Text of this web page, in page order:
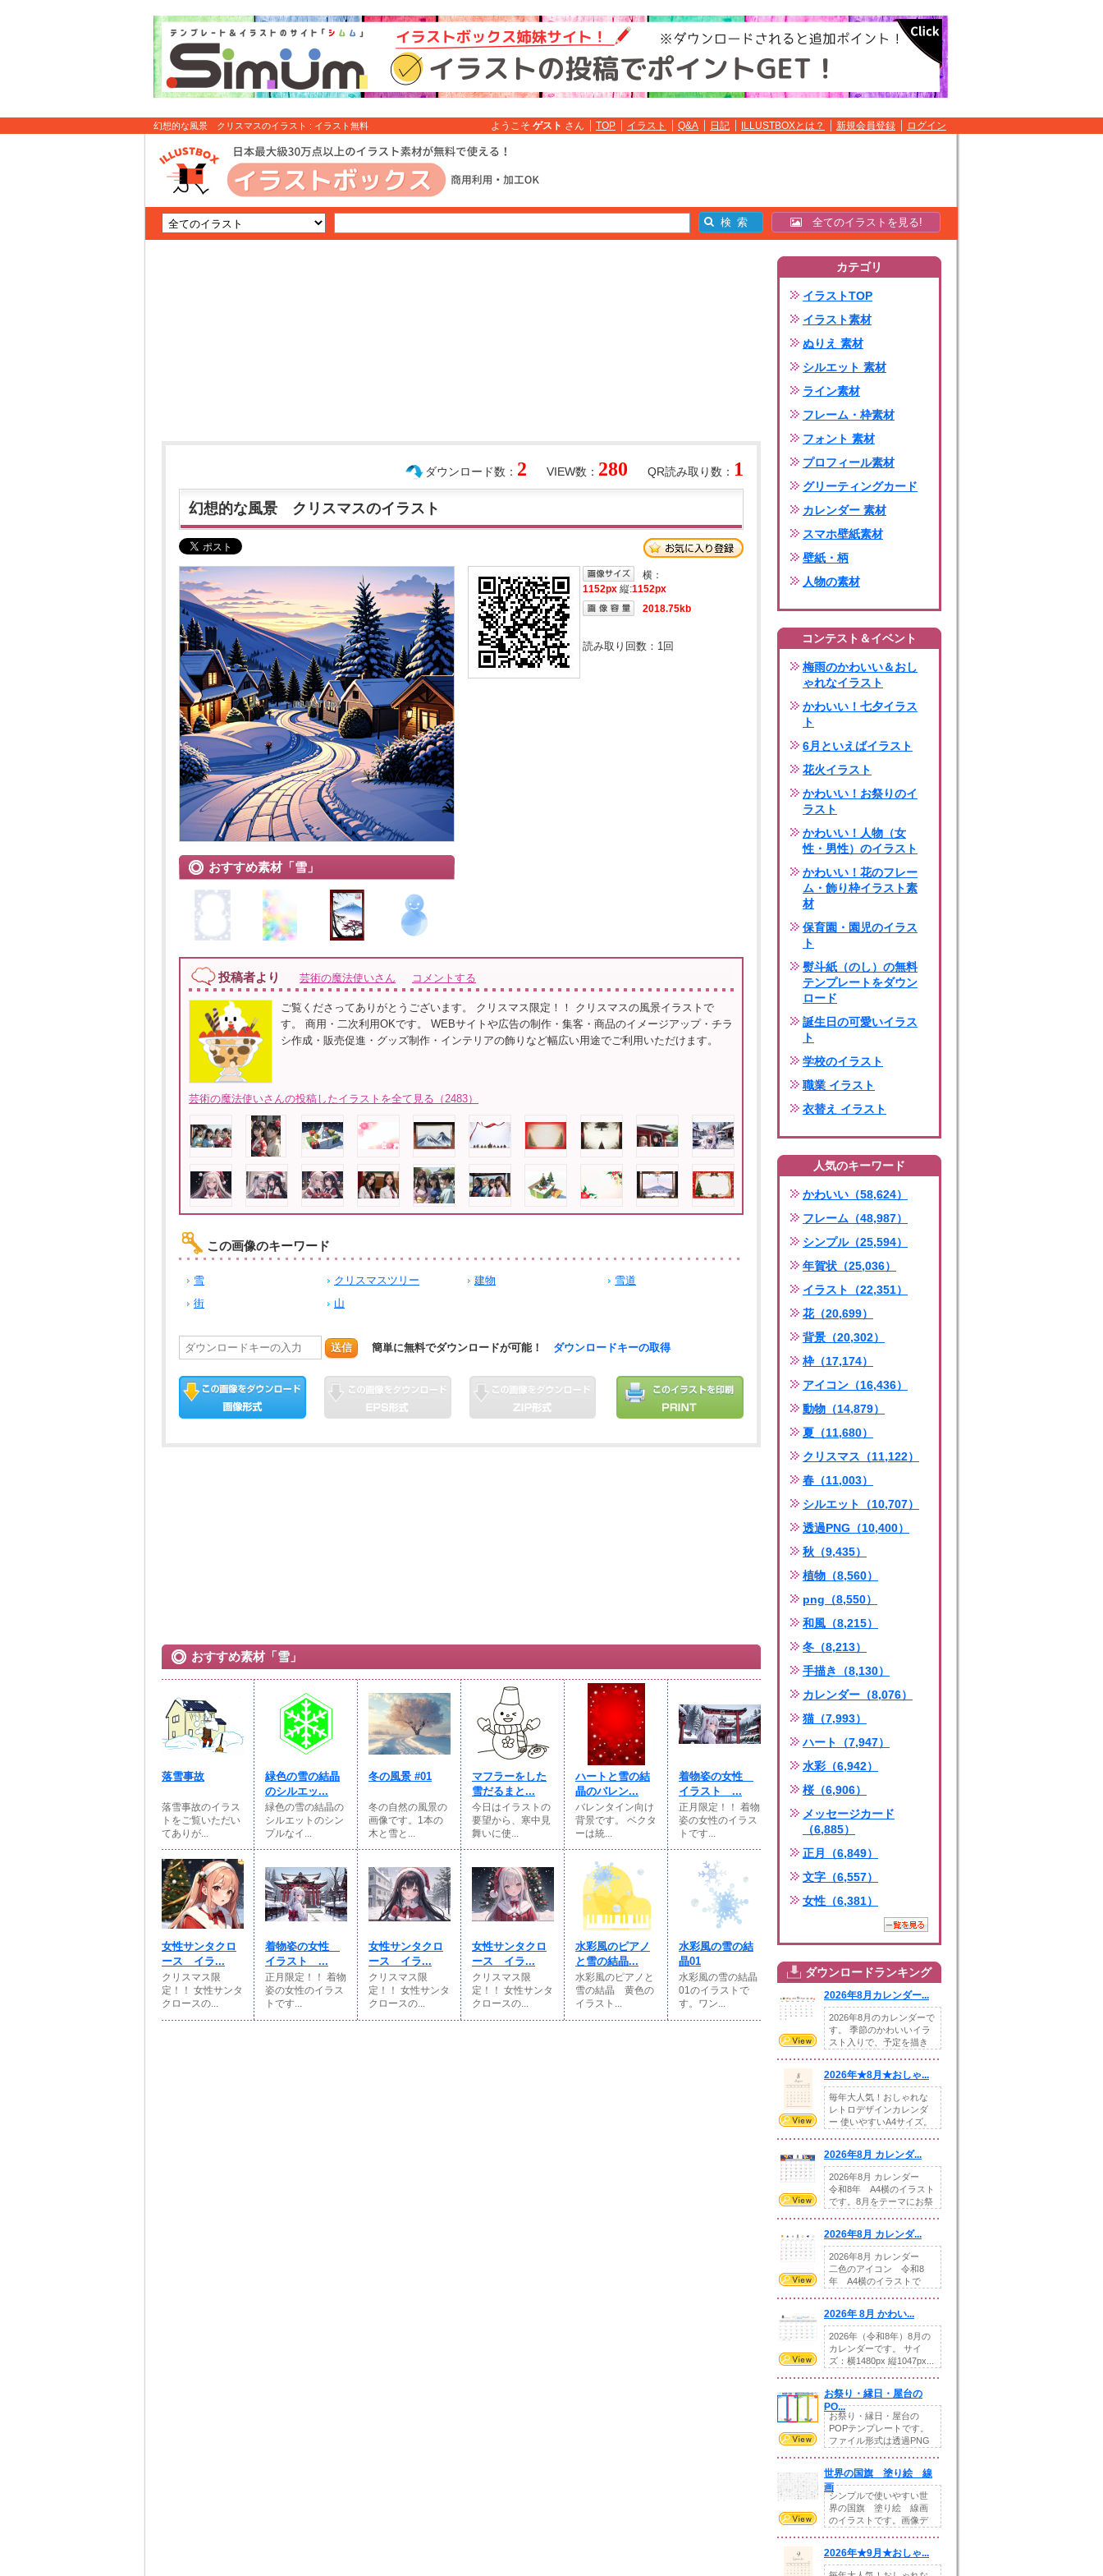
幻想的な風景 クリスマスのイラスト : イラスト無料 ようこそ ゲスト さん TOP イラスト Q&A 日記 ILLUSTBOXとは？ 新規会員登録 ログイン
全てのイラストを見る!
QR読み取り数： 1
VIEW数： 280
ダウンロード数： 2
幻想的な風景 クリスマスのイラスト
おすすめ素材「雪」
横：
1152px 縦:1152px
2018.75kb
読み取り回数： 1回
投稿者より 芸術の魔法使いさん コメントする
ご覧くださってありがとうございます。 クリスマス限定！！ クリスマスの風景イラストで
す。 商用・二次利用OKです。 WEBサイトや広告の制作・集客・商品のイメージアップ・チラ
シ作成・販売促進・グッズ制作・インテリアの飾りなど幅広い用途でご利用いただけます。
芸術の魔法使いさんの投稿したイラストを全て見る（2483）
この画像のキーワード
雪 クリスマスツリー 建物
雪道
街
山
送信 簡単に無料でダウンロードが可能！ ダウンロードキーの取得
おすすめ素材「雪」
落雪事故
落雪事故のイラス
トをご覧いただい
てありが...
緑色の雪の結晶
のシルエッ...
緑色の雪の結晶の
シルエットのシン
プルなイ...
冬の風景 #01
冬の自然の風景の
画像です。1本の
木と雪と...
マフラーをした
雪だるまと...
今日はイラストの
要望から、寒中見
舞いに使...
ハートと雪の結
晶のバレン...
バレンタイン向け
背景です。 ベクタ
ーは統...
着物姿の女性
イラスト ...
正月限定！！ 着物
姿の女性のイラス
トです...
女性サンタクロ
ース イラ...
クリスマス限
定！！ 女性サンタ
クロースの...
着物姿の女性
イラスト ...
正月限定！！ 着物
姿の女性のイラス
トです...
女性サンタクロ
ース イラ...
クリスマス限
定！！ 女性サンタ
クロースの...
女性サンタクロ
ース イラ...
クリスマス限
定！！ 女性サンタ
クロースの...
水彩風のピアノ
と雪の結晶...
水彩風のピアノと
雪の結晶 黄色の
イラスト...
水彩風の雪の結
晶01
水彩風の雪の結晶
01のイラストで
す。ワン...
カテゴリ
イラストTOP
イラスト素材
ぬりえ 素材
シルエット 素材
ライン素材
フレーム・枠素材
フォント 素材
プロフィール素材
グリーティングカード
カレンダー 素材
スマホ壁紙素材
壁紙・柄
人物の素材
コンテスト＆イベント
梅雨のかわいい＆おし
ゃれなイラスト
かわいい！七夕イラス
ト
6月といえばイラスト
花火イラスト
かわいい！お祭りのイ
ラスト
かわいい！人物（女
性・男性）のイラスト
かわいい！花のフレー
ム・飾り枠イラスト素
材
保育園・園児のイラス
ト
熨斗紙（のし）の無料
テンプレートをダウン
ロード
誕生日の可愛いイラス
ト
学校のイラスト
職業 イラスト
衣替え イラスト
人気のキーワード
かわいい（58,624）
フレーム（48,987）
シンプル（25,594）
年賀状（25,036）
イラスト（22,351）
花（20,699）
背景（20,302）
枠（17,174）
アイコン（16,436）
動物（14,879）
夏（11,680）
クリスマス（11,122）
春（11,003）
シルエット（10,707）
透過PNG（10,400）
秋（9,435）
植物（8,560）
png（8,550）
和風（8,215）
冬（8,213）
手描き（8,130）
カレンダー（8,076）
猫（7,993）
ハート（7,947）
水彩（6,942）
桜（6,906）
メッセージカード
（6,885）
正月（6,849）
文字（6,557）
女性（6,381）
ダウンロードランキング
2026年8月カレンダー...
2026年8月のカレンダーで
す。 季節のかわいいイラ
スト入りで、予定を描き
2026年★8月★おしゃ...
毎年大人気！おしゃれな
レトロデザインカレンダ
ー 使いやすいA4サイズ。
2026年8月 カレンダ...
2026年8月 カレンダー
令和8年 A4横のイラスト
です。8月をテーマにお祭
2026年8月 カレンダ...
2026年8月 カレンダー
二色のアイコン 令和8
年 A4横のイラストで
2026年 8月 かわい...
2026年（令和8年）8月の
カレンダーです。 サイ
ズ：横1480px 縦1047px...
お祭り・縁日・屋台の
PO...
お祭り・縁日・屋台の
POPテンプレートです。
ファイル形式は透過PNG
世界の国旗 塗り絵 線
画
シンプルで使いやすい世
界の国旗 塗り絵 線画
のイラストです。画像デ
2026年★9月★おしゃ...